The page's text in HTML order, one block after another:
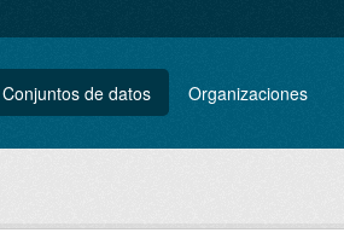
Conjuntos de datos Organizaciones